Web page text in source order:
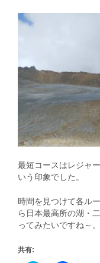
最短コースはレジャ
いう印象でした。
時間を見つけて各ル
ら日本最高所の湖・
ってみたいですね～。
共有: